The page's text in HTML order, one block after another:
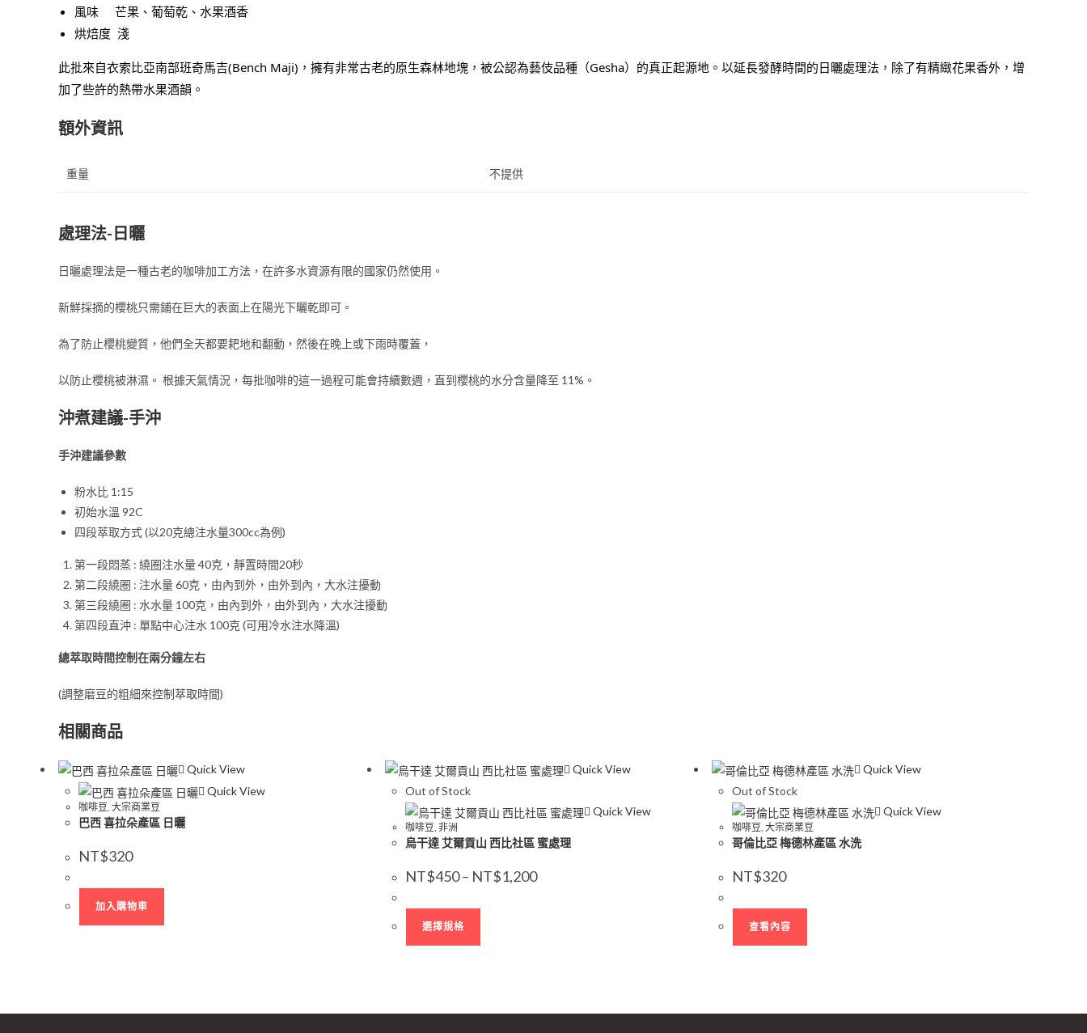
風味 芒果、葡萄乾、水果酒香
烘焙度 淺
此批來自衣索比亞南部班奇馬吉(Bench Maji)，擁有非常古老的原生森林地塊，被公認為藝伎品種（Gesha）的真正起源地 。以延長發酵時間的日曬處理法，除了有精緻花果香外，增
加了些許的熱帶水果酒韻。
額外資訊
重量 不提供
處理法-日曬
日曬處理法是一種古老的咖啡加工方法，在許多水資源有限的國家仍然使用。
新鮮採摘的櫻桃只需鋪在巨大的表面上在陽光下曬乾即可。
為了防止櫻桃變質，他們全天都要耙地和翻動，然後在晚上或下雨時覆蓋，
以防止櫻桃被淋濕。 根據天氣情況，每批咖啡的這一過程可能會持續數週，直到櫻桃的水分含量降至 11%。
沖煮建議-手沖
手沖建議參數
粉水比 1:15
初始水溫 92C
四段萃取方式 (以20克總注水量300cc為例)
第一段悶蒸 : 繞圈注水量 40克，靜置時間20秒
第二段繞圈 : 注水量 60克，由內到外，由外到內，大水注擾動
第三段繞圈 : 水水量 100克，由內到外，由外到內，大水注擾動
第四段直沖 : 單點中心注水 100克 (可用冷水注水降溫)
總萃取時間控制在兩分鐘左右
(調整磨豆的粗細來控制萃取時間)
相關商品
Quick View
Quick View
咖啡豆, 大宗商業豆
巴西 喜拉朵產區 日曬
NT$320
加入購物車
Quick View
Out of Stock
Quick View
咖啡豆,非洲
烏干達 艾爾貢山 西比社區 蜜處理
NT$450– NT$1,200價
格
選擇規格
種
Quick View
Out of Stock
Quick View
咖啡豆,大宗商業豆
哥倫比亞 梅德林產區 水洗
NT$320
查看內容